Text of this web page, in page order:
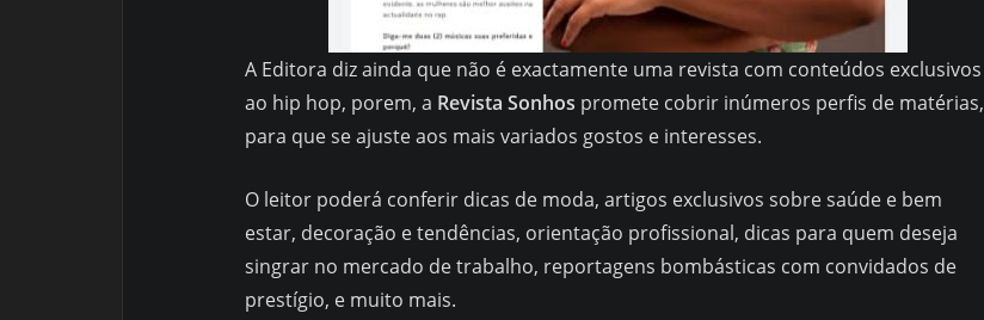
A Editora diz ainda que não é exactamente uma revista com conteúdos exclusivos
ao hip hop, porem, a Revista Sonhos promete cobrir inúmeros perfis de matérias,
para que se ajuste aos mais variados gostos e interesses.
O leitor poderá conferir dicas de moda, artigos exclusivos sobre saúde e bem
estar, decoração e tendências, orientação profissional, dicas para quem deseja
singrar no mercado de trabalho, reportagens bombásticas com convidados de
prestígio, e muito mais.